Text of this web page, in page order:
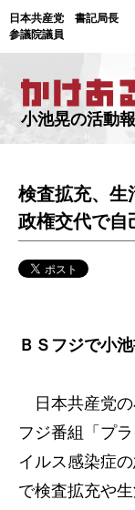
日本共産党 書記局長
参議院議員
小池晃の活動
検査拡充、生
政権交代で自
ＢＳフジで小
日本共産党の
フジ番組「プ
イルス感染症
で検査拡充や